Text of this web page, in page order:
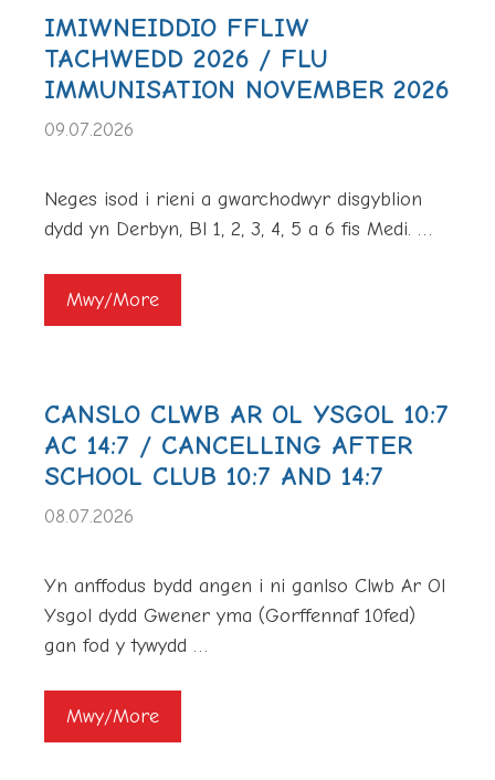
IMIWNEIDDIO FFLIW
TACHWEDD 2026 / FLU
IMMUNISATION NOVEMBER 2026
09.07.2026
Neges isod i rieni a gwarchodwyr disgyblion
dydd yn Derbyn, Bl 1, 2, 3, 4, 5 a 6 fis Medi. …
Mwy/More
CANSLO CLWB AR OL YSGOL 10:7
AC 14:7 / CANCELLING AFTER
SCHOOL CLUB 10:7 AND 14:7
08.07.2026
Yn anffodus bydd angen i ni ganlso Clwb Ar Ol
Ysgol dydd Gwener yma (Gorffennaf 10fed)
gan fod y tywydd …
Mwy/More